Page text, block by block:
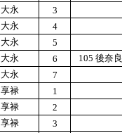
大永
3
大永
4
大永
5
大永 6
105 後奈良
大永
7
享禄
1
享禄
2
享禄
3